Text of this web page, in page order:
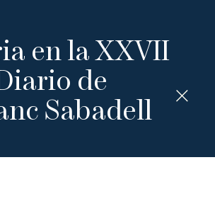
en la XXVII
de
Sabadell